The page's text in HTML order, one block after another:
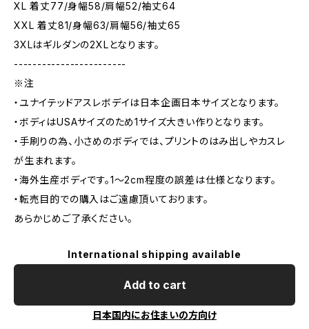
XL 着丈77/身幅58/肩幅52/袖丈64
XXL 着丈81/身幅63/肩幅56/袖丈65
3XLはギルダンの2XLとなります。
------------------------
※注
・ユナイテッドアスレボデイは日本企画日本サイズとなります。
・ボディはUSAサイズのため1サイズ大きい作りとなります。
・手刷りの為、小さめのボディでは、プリントのはみ出しやカスレ
が生まれます。
・海外生産ボディです。1～2cm程度の誤差は仕様となります。
・転売目的での購入はご遠慮頂いております。
あらかじめご了承ください。
International shipping available
Add to cart
日本国内にお住まいの方向け